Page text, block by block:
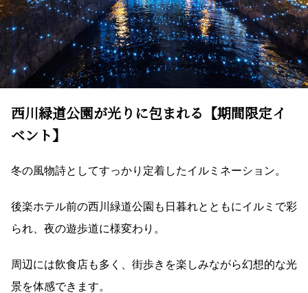
西川緑道公園が光りに包まれる【期間限定イ
ベント】
冬の風物詩としてすっかり定着したイルミネーション。
後楽ホテル前の西川緑道公園も日暮れとともにイルミで彩
られ、夜の遊歩道に様変わり。
周辺には飲食店も多く、街歩きを楽しみながら幻想的な光
景を体感できます。